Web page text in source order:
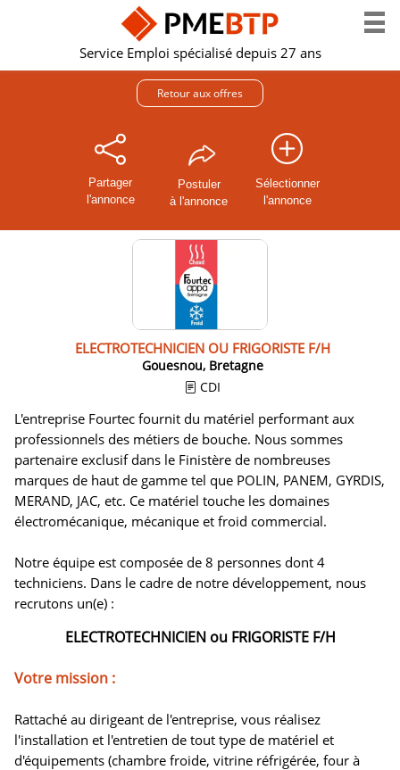
Service Emploi spécialisé depuis 27 ans
Retour aux offres
Partager
l'annonce
Postuler
à l'annonce
Sélectionner
l'annonce
ELECTROTECHNICIEN OU FRIGORISTE F/H
Gouesnou, Bretagne
CDI
L'entreprise Fourtec fournit du matériel performant aux
professionnels des métiers de bouche. Nous sommes
partenaire exclusif dans le Finistère de nombreuses
marques de haut de gamme tel que POLIN, PANEM, GYRDIS,
MERAND, JAC, etc. Ce matériel touche les domaines
électromécanique, mécanique et froid commercial.
Notre équipe est composée de 8 personnes dont 4
techniciens. Dans le cadre de notre développement, nous
recrutons un(e) :
ELECTROTECHNICIEN ou FRIGORISTE F/H
Votre mission :
Rattaché au dirigeant de l'entreprise, vous réalisez
l'installation et l'entretien de tout type de matériel et
d'équipements (chambre froide, vitrine réfrigérée, four à